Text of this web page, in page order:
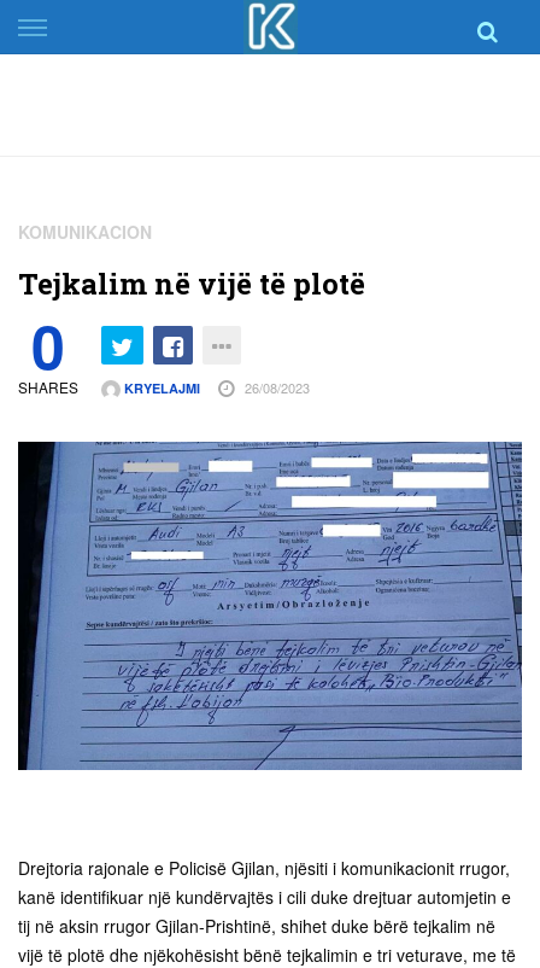
Skip
to
KOMUNIKACION
Tejkalim në vijë të plotë
0
SHARES KRYELAJMI 26/08/2023
Drejtoria rajonale e Policisë Gjilan, njësiti i komunikacionit rrugor,
kanë identifikuar një kundërvajtës i cili duke drejtuar automjetin e
tij në aksin rrugor Gjilan-Prishtinë, shihet duke bërë tejkalim në
vijë të plotë dhe njëkohësisht bënë tejkalimin e tri veturave, me të